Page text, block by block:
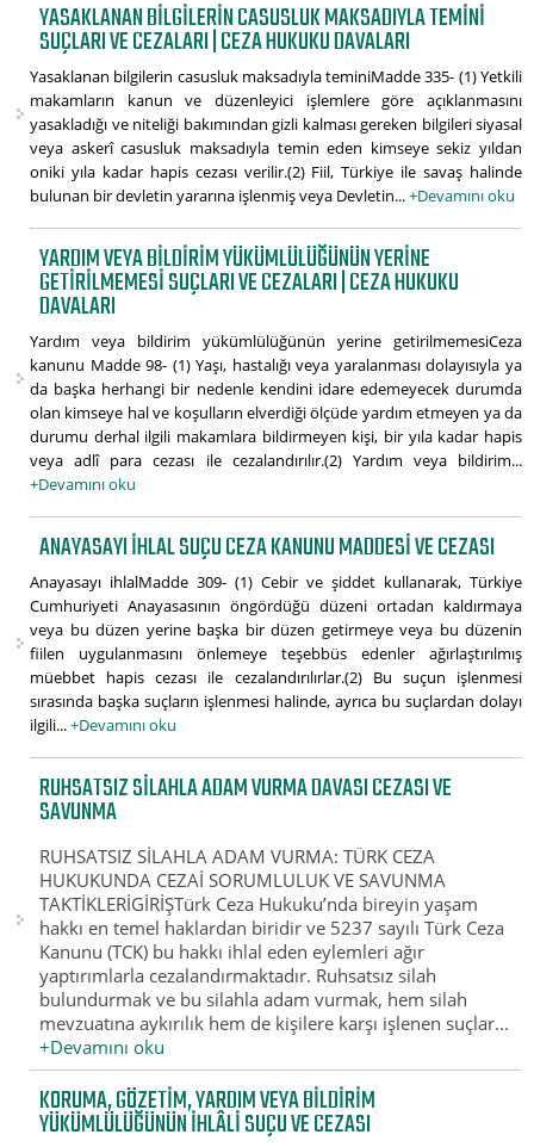
YASAKLANAN BILGILERIN CASUSLUK MAKSADIYLA TEMINI
SUÇLARI VE CEZALARI | CEZA HUKUKU DAVALARI
Yasaklanan bilgilerin casusluk maksadıyla teminiMadde 335- (1) Yetkili
makamların kanun ve düzenleyici işlemlere göre açıklanmasını
yasakladığı ve niteliği bakımından gizli kalması gereken bilgileri siyasal
veya askerî casusluk maksadıyla temin eden kimseye sekiz yıldan
oniki yıla kadar hapis cezası verilir.(2) Fiil, Türkiye ile savaş halinde
bulunan bir devletin yararına işlenmiş veya Devletin...+Devamını oku
YARDIM VEYA BILDIRIM YÜKÜMLÜLÜĞÜNÜN YERINE
GETIRILMEMESI SUÇLARI VE CEZALARI | CEZA HUKUKU
DAVALARI
Yardım veya bildirim yükümlülüğünün yerine getirilmemesiCeza
kanunu Madde 98- (1) Yaşı, hastalığı veya yaralanması dolayısıyla ya
da başka herhangi bir nedenle kendini idare edemeyecek durumda
olan kimseye hal ve koşulların elverdiği ölçüde yardım etmeyen ya da
durumu derhal ilgili makamlara bildirmeyen kişi, bir yıla kadar hapis
veya adlî para cezası ile cezalandırılır.(2) Yardım veya bildirim...
+Devamını oku
ANAYASAYI IHLAL SUÇU CEZA KANUNU MADDESI VE CEZASI
Anayasayı ihlalMadde 309- (1) Cebir ve şiddet kullanarak, Türkiye
Cumhuriyeti Anayasasının öngördüğü düzeni ortadan kaldırmaya
veya bu düzen yerine başka bir düzen getirmeye veya bu düzenin
fiilen uygulanmasını önlemeye teşebbüs edenler ağırlaştırılmış
müebbet hapis cezası ile cezalandırılırlar.(2) Bu suçun işlenmesi
sırasında başka suçların işlenmesi halinde, ayrıca bu suçlardan dolayı
ilgili...+Devamını oku
RUHSATSIZ SILAHLA ADAM VURMA DAVASI CEZASI VE
SAVUNMA
RUHSATSIZ SİLAHLA ADAM VURMA: TÜRK CEZA
HUKUKUNDA CEZAİ SORUMLULUK VE SAVUNMA
TAKTİKLERİGİRİŞTürk Ceza Hukuku’nda bireyin yaşam
hakkı en temel haklardan biridir ve 5237 sayılı Türk Ceza
Kanunu (TCK) bu hakkı ihlal eden eylemleri ağır
yaptırımlarla cezalandırmaktadır. Ruhsatsız silah
bulundurmak ve bu silahla adam vurmak, hem silah
mevzuatına aykırılık hem de kişilere karşı işlenen suçlar...
+Devamını oku
KORUMA, GÖZETIM, YARDIM VEYA BILDIRIM
YÜKÜMLÜLÜĞÜNÜN İHLÂLI SUÇU VE CEZASI